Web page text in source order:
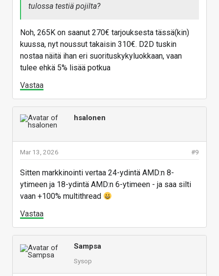
tulossa testiä pojilta?
Noh, 265K on saanut 270€ tarjouksesta tässä(kin)
kuussa, nyt noussut takaisin 310€. D2D tuskin
nostaa näitä ihan eri suorituskykyluokkaan, vaan
tulee ehkä 5% lisää potkua
Vastaa
hsalonen
#9
Mar 13, 2026
Sitten markkinointi vertaa 24-ydintä AMD:n 8-
ytimeen ja 18-ydintä AMD:n 6-ytimeen - ja saa silti
vaan +100% multithread
Vastaa
Sampsa
Sysop